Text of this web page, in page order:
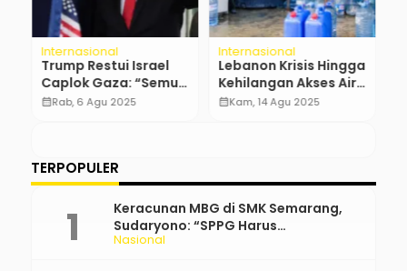
Internasional
Trump Restui Israel
Caplok Gaza: “Semua
tergantung Israel”
calendar_monthRab, 6 Agu 2025
Internasional
Lebanon Krisis Hingga
Kehilangan Akses Air
Bersih, Mengapa?
calendar_monthKam, 14 Agu 2025
TERPOPULER
Nasional
Keracunan MBG di SMK Semarang,
Sudaryono: “SPPG Harus
Bertanggung Jawab!”